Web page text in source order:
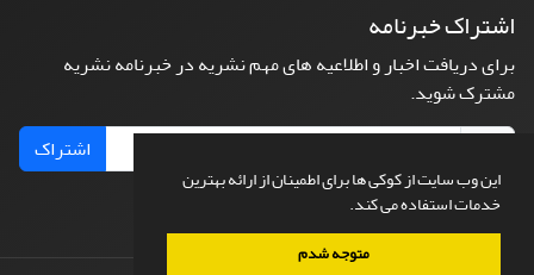
این وب سایت از کوکی ها برای اطمینان از ارائه بهترین
خدمات استفاده می کند.
متوجه شدم
اشتراک خبرنامه
برای دریافت اخبار و اطلاعیه های مهم نشریه در خبرنامه نشریه
مشترک شوید.
اشتراک